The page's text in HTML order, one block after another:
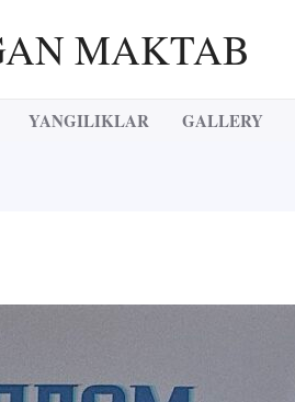
MAKTAB
YANGILIKLAR GALLERY